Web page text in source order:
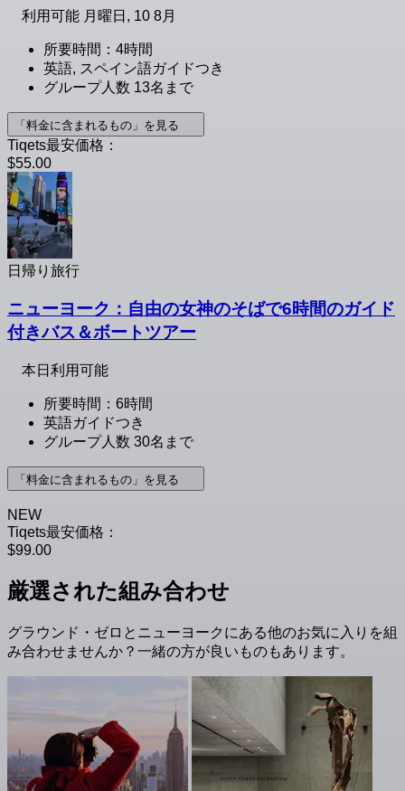
利用可能 月曜日, 10 8月
所要時間：4時間
英語, スペイン語ガイドつき
グループ人数 13名まで
「料金に含まれるもの」を見る
Tiqets最安価格：
$55.00
日帰り旅行
ニューヨーク：自由の女神のそばで6時間のガイド
付きバス＆ボートツアー
本日利用可能
所要時間：6時間
英語ガイドつき
グループ人数 30名まで
「料金に含まれるもの」を見る
NEW
Tiqets最安価格：
$99.00
厳選された組み合わせ
グラウンド・ゼロとニューヨークにある他のお気に入りを組
み合わせませんか？一緒の方が良いものもあります。